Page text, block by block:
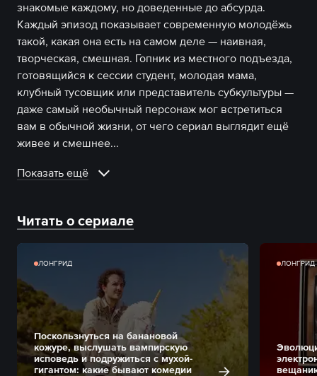
знакомые каждому, но доведенные до абсурда.
Каждый эпизод показывает современную молодёжь
такой, какая она есть на самом деле — наивная,
творческая, смешная. Гопник из местного подъезда,
готовящийся к сессии студент, молодая мама,
клубный тусовщик или представитель субкультуры —
даже самый необычный персонаж мог встретиться
вам в обычной жизни, от чего сериал выглядит ещё
живее и смешнее...
Показать ещё
Читать о сериале
ЛОНГРИД
Поскользнуться на банановой
кожуре, выслушать вампирскую
исповедь и подружиться с мухой-
гигантом: какие бывают комедии
ЛОНГРИД